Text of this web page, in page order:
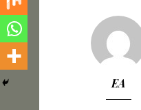
EA